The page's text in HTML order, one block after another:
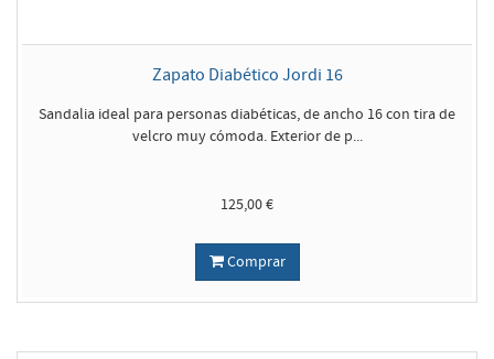
Zapato Diabético Jordi 16
Sandalia ideal para personas diabéticas, de ancho 16 con tira de
velcro muy cómoda. Exterior de p...
125,00 €
Comprar